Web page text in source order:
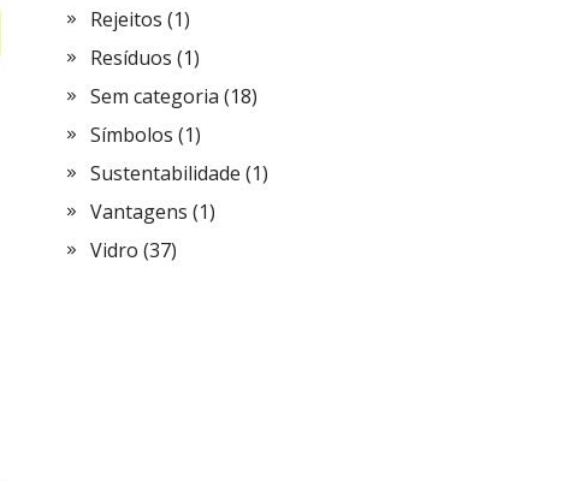
Rejeitos (1)
Resíduos (1)
Sem categoria (18)
Símbolos (1)
Sustentabilidade (1)
Vantagens (1)
Vidro (37)